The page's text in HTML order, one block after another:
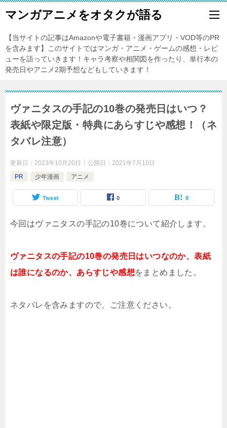
マンガアニメをオタクが語る
【当サイトの記事はAmazonや電子書籍・漫画アプリ・VOD等のPR
を含みます】このサイトではマンガ・アニメ・ゲームの感想・レビ
ューを語っていきます！キャラ考察や相関図を作ったり、単行本の
発売日やアニメ2期予想などもしていきます！
ヴァニタスの手記の10巻の発売日はいつ？
表紙や限定版・特典にあらすじや感想！（ネ
タバレ注意）
更新日： 2023年10月20日 公開日： 2021年7月10日
PR
少年漫画 アニメ
Tweet 0 0
今回はヴァニタスの手記の10巻について紹介します。
ヴァニタスの手記の10巻の発売日はいつなのか、表紙
は誰になるのか、あらすじや感想をまとめました。
ネタバレを含みますので、ご注意ください。